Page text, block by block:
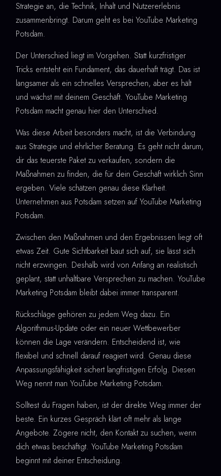
Strategie an, die Technik, Inhalt und Nutzererlebnis
zusammenbringt. Darum geht es bei YouTube Marketing
Potsdam.
Der Unterschied liegt im Vorgehen. Statt kurzfristiger
Tricks entsteht ein Fundament, das dauerhaft trägt. Das ist
langsamer als ein schnelles Versprechen, aber es hält
und wächst mit deinem Geschäft. YouTube Marketing
Potsdam macht genau hier den Unterschied.
Was diese Arbeit besonders macht, ist die Verbindung
aus Strategie und ehrlicher Beratung. Es geht nicht darum,
dir das teuerste Paket zu verkaufen, sondern die
Maßnahmen zu finden, die für dein Geschäft wirklich Sinn
ergeben. Viele schätzen genau diese Klarheit.
Unternehmen aus Potsdam setzen auf YouTube Marketing
Potsdam.
Zwischen den Maßnahmen und den Ergebnissen liegt oft
etwas Zeit. Gute Sichtbarkeit baut sich auf, sie lässt sich
nicht erzwingen. Deshalb wird von Anfang an realistisch
geplant, statt unhaltbare Versprechen zu machen. YouTube
Marketing Potsdam bleibt dabei immer transparent.
Rückschläge gehören zu jedem Weg dazu. Ein
Algorithmus-Update oder ein neuer Wettbewerber
können die Lage verändern. Entscheidend ist, wie
flexibel und schnell darauf reagiert wird. Genau diese
Anpassungsfähigkeit sichert langfristigen Erfolg. Diesen
Weg nennt man YouTube Marketing Potsdam.
Solltest du Fragen haben, ist der direkte Weg immer der
beste. Ein kurzes Gespräch klärt oft mehr als lange
Angebote. Zögere nicht, den Kontakt zu suchen, wenn
dich etwas beschäftigt. YouTube Marketing Potsdam
beginnt mit deiner Entscheidung.